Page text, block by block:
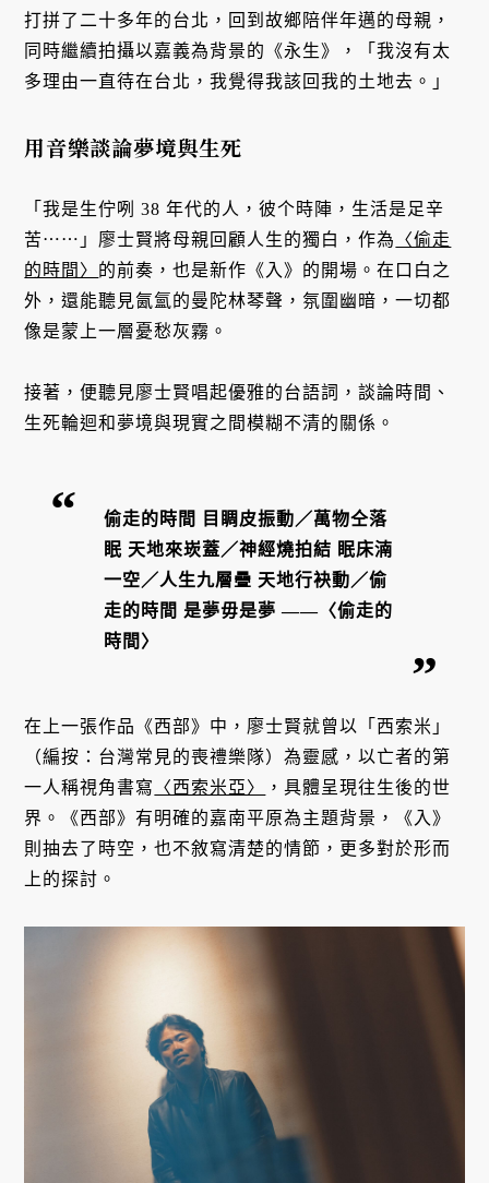
打拼了二十多年的台北，回到故鄉陪伴年邁的母親，
同時繼續拍攝以嘉義為背景的《永生》，「我沒有太
多理由一直待在台北，我覺得我該回我的土地去。」
用音樂談論夢境與生死
「我是生佇咧 38 年代的人，彼个時陣，生活是足辛
苦⋯⋯」廖士賢將母親回顧人生的獨白，作為
〈偷走
的時間〉 的前奏，也是新作《入》的開場。在口白之
外，還能聽見氤氳的曼陀林琴聲，氛圍幽暗，一切都
像是蒙上一層憂愁灰霧。
接著，便聽見廖士賢唱起優雅的台語詞，談論時間、
生死輪迴和夢境與現實之間模糊不清的關係。
偷走的時間 目睭皮振動／萬物仝落
眠 天地來崁蓋／神經燒拍結 眠床湳
一空／人生九層疊 天地行袂動／偷
走的時間 是夢毋是夢 ——〈偷走的
時間〉
在上一張作品《西部》中，廖士賢就曾以「西索米」
（編按：台灣常見的喪禮樂隊）為靈感，以亡者的第
一人稱視角書寫
〈西索米亞〉
，具體呈現往生後的世
界。《西部》有明確的嘉南平原為主題背景，《入》
則抽去了時空，也不敘寫清楚的情節，更多對於形而
上的探討。